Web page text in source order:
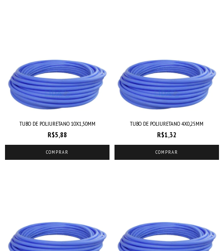
TUBO DE POLIURETANO 10X1,50MM
R$5,88
COMPRAR
TUBO DE POLIURETANO 4X0,25MM
R$1,32
COMPRAR